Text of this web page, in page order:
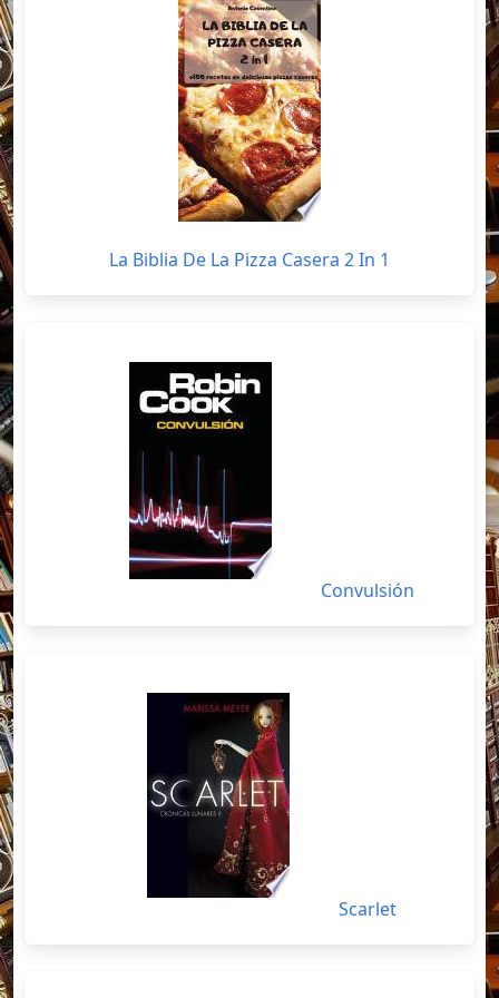
La Biblia De La Pizza Casera 2 In 1
Convulsión
Scarlet